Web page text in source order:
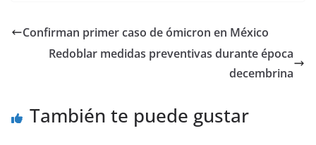
e
b
k
er l s
A
e
n
gr
a
p
ar
tir
Confirman primer caso de ómicron en México
Redoblar medidas preventivas durante época
decembrina
También te puede gustar